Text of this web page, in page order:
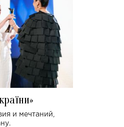
и мечтаний,